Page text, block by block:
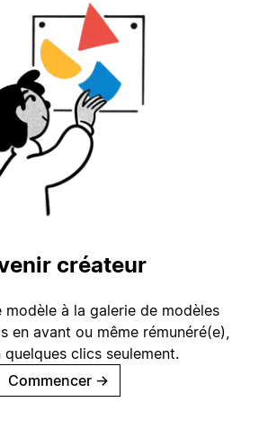
créateur
à la galerie de modèles
en avant ou même rémunéré(e),
clics seulement.
Commencer →